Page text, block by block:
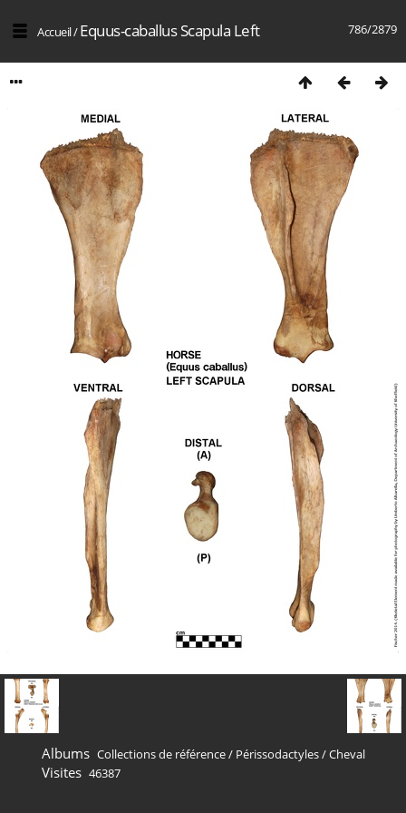
786/2879
Accueil/Equus-caballus Scapula Left
Albums Collections de référence/ Périssodactyles/Cheval
Visites 46387